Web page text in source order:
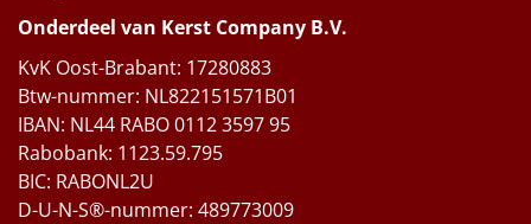
Onderdeel van Kerst Company B.V.
KvK Oost-Brabant: 17280883
Btw-nummer: NL822151571B01
IBAN: NL44 RABO 0112 3597 95
Rabobank: 1123.59.795
BIC: RABONL2U
D-U-N-S®-nummer: 489773009